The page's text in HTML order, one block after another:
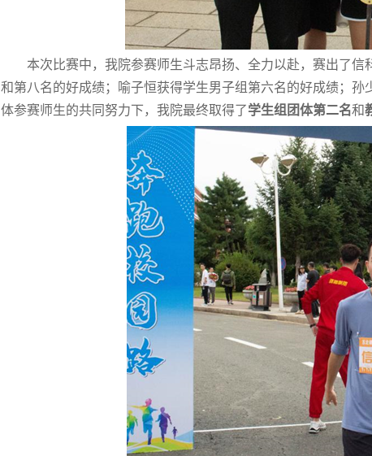
本次比赛中，我院参赛师生斗志昂扬、全力以赴，赛出了
和第八名的好成绩；喻子恒获得学生男子组第六名的好成绩；
体参赛师生的共同努力下，我院最终取得了学生组团体第二名和